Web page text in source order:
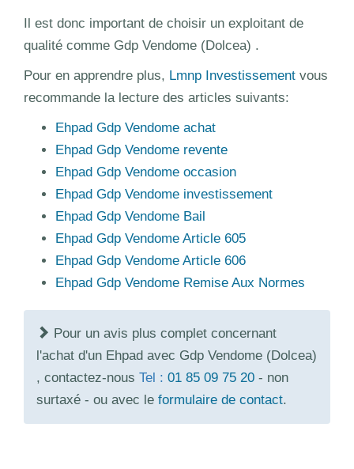
Il est donc important de choisir un exploitant de
qualité comme Gdp Vendome (Dolcea) .
Pour en apprendre plus, Lmnp Investissement vous
recommande la lecture des articles suivants:
Ehpad Gdp Vendome achat
Ehpad Gdp Vendome revente
Ehpad Gdp Vendome occasion
Ehpad Gdp Vendome investissement
Ehpad Gdp Vendome Bail
Ehpad Gdp Vendome Article 605
Ehpad Gdp Vendome Article 606
Ehpad Gdp Vendome Remise Aux Normes
Pour un avis plus complet concernant
l'achat d'un Ehpad avec Gdp Vendome (Dolcea)
, contactez-nous Tel : 01 85 09 75 20 - non
surtaxé - ou avec le formulaire de contact.